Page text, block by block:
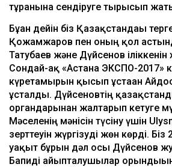
тұрғанына сендіруге тырысып
Бұған дейін біз Қазақстандағы
Қожамжаров пен оның қол
Татубаев және Дүйсенов іліккенін
Сондай-ақ «Астана ЭКСПО-2017»
күретамырын қысып ұстаған
ұсталды. Дүйсеновтің
органдарынан жалтарып кетуге
Мәселенің мәнісін түсіну үшін
зерттеуін жүргізуді жөн көрді.
уақыт бұрын дәл осы Дүйсенов
Бапиді айыпталушылар